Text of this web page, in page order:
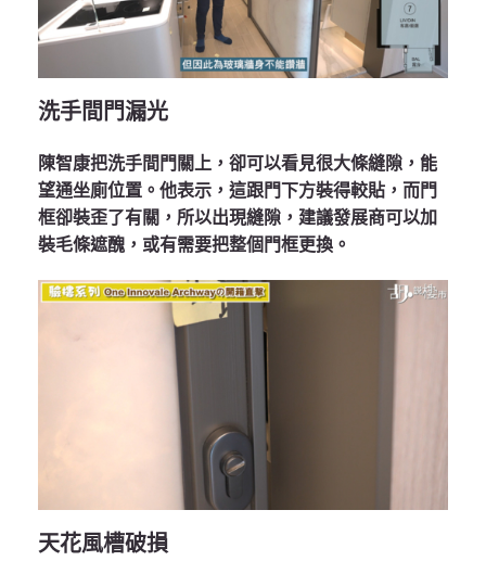
洗手間門漏光
陳智康把洗手間門關上，卻可以看見很大條縫隙，能
望通坐廁位置。他表示，這跟門下方裝得較貼，而門
框卻裝歪了有關，所以出現縫隙，建議發展商可以加
裝毛條遮醜，或有需要把整個門框更換。
天花風槽破損